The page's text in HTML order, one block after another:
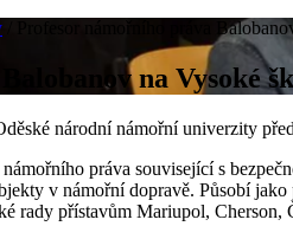
Profesor námořního práva
na Vysoké
národní námořní univerzity
práva související s
v námořní dopravě. Působí
rady přístavům Mariupol,